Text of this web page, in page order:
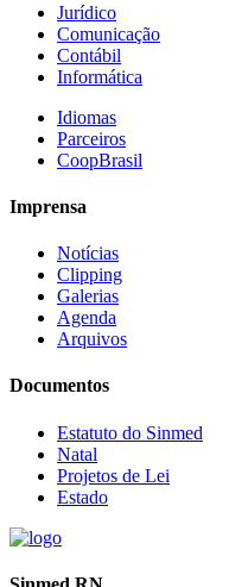
Jurídico
Comunicação
Contábil
Informática
Idiomas
Parceiros
CoopBrasil
Imprensa
Notícias
Clipping
Galerias
Agenda
Arquivos
Documentos
Estatuto do Sinmed
Natal
Projetos de Lei
Estado